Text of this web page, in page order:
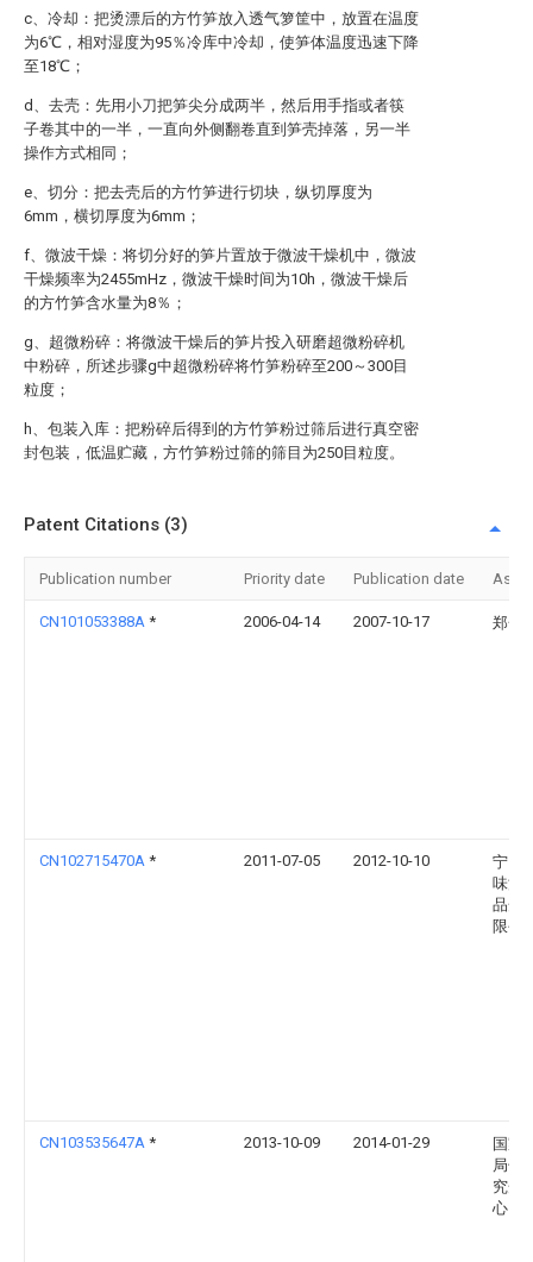
c、冷却：把烫漂后的方竹笋放入透气箩筐中，放置在温度
为6℃，相对湿度为95％冷库中冷却，使笋体温度迅速下降
至18℃；
d、去壳：先用小刀把笋尖分成两半，然后用手指或者筷
子卷其中的一半，一直向外侧翻卷直到笋壳掉落，另一半
操作方式相同；
e、切分：把去壳后的方竹笋进行切块，纵切厚度为
6mm，横切厚度为6mm；
f、微波干燥：将切分好的笋片置放于微波干燥机中，微波
干燥频率为2455mHz，微波干燥时间为10h，微波干燥后
的方竹笋含水量为8％；
g、超微粉碎：将微波干燥后的笋片投入研磨超微粉碎机
中粉碎，所述步骤g中超微粉碎将竹笋粉碎至200～300目
粒度；
h、包装入库：把粉碎后得到的方竹笋粉过筛后进行真空密
封包装，低温贮藏，方竹笋粉过筛的筛目为250目粒度。
Patent Citations (3)
Publication number Priority date Publication date
CN101053388A * 2006-04-14 2007-10-17 郑金
CN102715470A * 2011-07-05 2012-10-10
宁国
味源
品开
限公
CN103535647A * 2013-10-09 2014-01-29
国家
局竹
究开
心